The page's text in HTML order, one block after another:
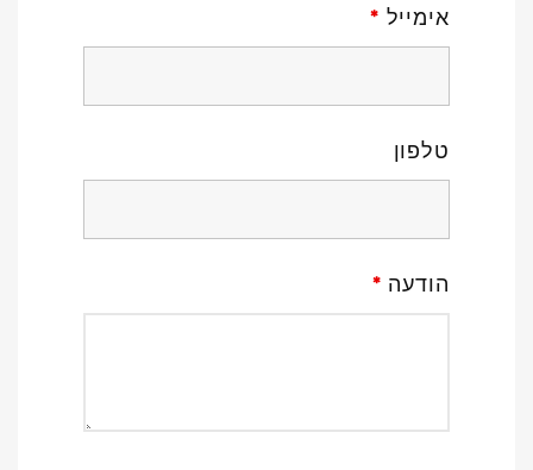
אימייל *
טלפון
הודעה *